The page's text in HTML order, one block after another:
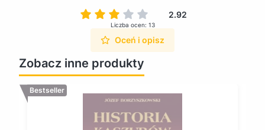
2.92
Liczba ocen: 13
Oceń i opisz
Zobacz inne produkty
Bestseller